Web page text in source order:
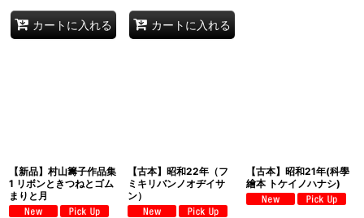
カートに入れる カートに入れる
【新品】村山籌子作品集
1 リボンときつねとゴム
まりと月
【古本】昭和22年（フ
ミキリバンノオヂイサ
ン）
【古本】昭和21年(科學
繪本 トケイノハナシ)